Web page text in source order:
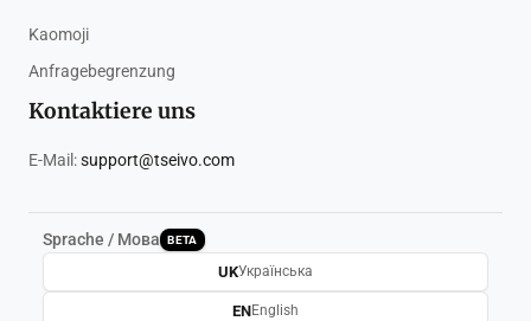
Kaomoji
Anfragebegrenzung
Kontaktiere uns
E-Mail:support@tseivo.com
Sprache / Мова BETA
UKУкраїнська
ENEnglish